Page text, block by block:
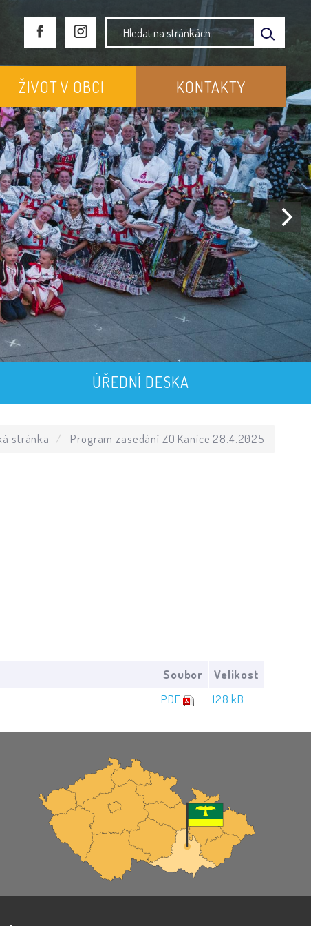
ŽIVOT V OBCI KONTAKTY
ÚŘEDNÍ DESKA
stránka Program zasedání ZO Kanice 28.4.2025
Soubor
Velikost
PDF 128 kB